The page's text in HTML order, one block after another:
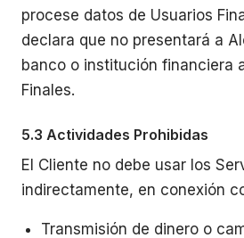
procese datos de Usuarios
declara que no presentará a
banco o institución financiera
Finales.
5.3 Actividades Prohibidas
El Cliente no debe usar los
indirectamente, en conexión
Transmisión de dinero o